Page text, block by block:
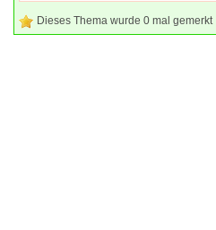
Dieses Thema wurde 0 mal gemerkt